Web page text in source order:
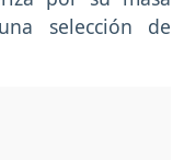
selección de